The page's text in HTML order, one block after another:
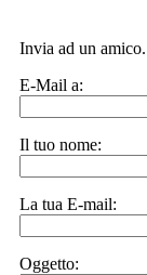
Invia ad un amico.
E-Mail a:
Il tuo nome:
La tua E-mail:
Oggetto: